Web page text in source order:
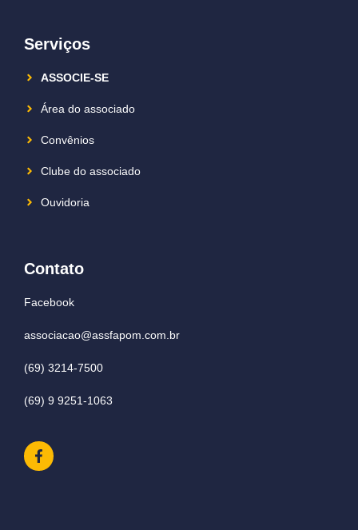
Serviços
ASSOCIE-SE
Área do associado
Convênios
Clube do associado
Ouvidoria
Contato
Facebook
associacao@assfapom.com.br
(69) 3214-7500
(69) 9 9251-1063